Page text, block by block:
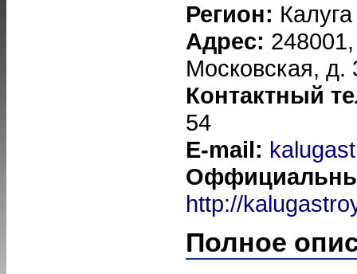
Регион: Калуга
Адрес: 248001,
Московская, д.
Контактный
54
E-mail:
http://
Полное